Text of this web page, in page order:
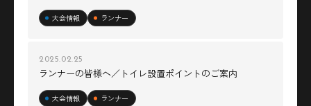
大会情報 ランナー
2025.02.25
ランナーの皆様へ／トイレ設置ポイントのご案内
大会情報 ランナー